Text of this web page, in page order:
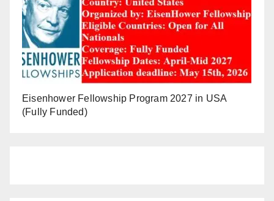
Eisenhower Fellowship Program 2027 in USA
(Fully Funded)